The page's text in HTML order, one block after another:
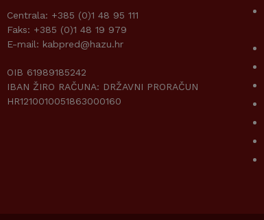
Centrala: +385 (0)1 48 95 111
Faks: +385 (0)1 48 19 979
E-mail: kabpred@hazu.hr
OIB 61989185242
IBAN ŽIRO RAČUNA: DRŽAVNI PRORAČUN
HR1210010051863000160